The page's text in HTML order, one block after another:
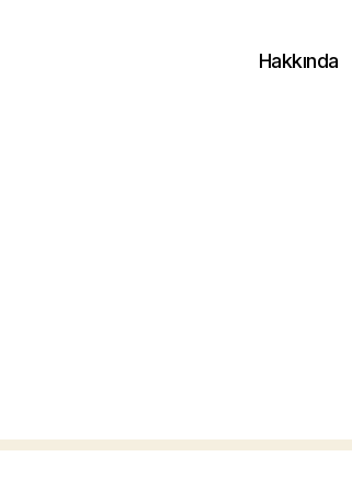
Hakkında